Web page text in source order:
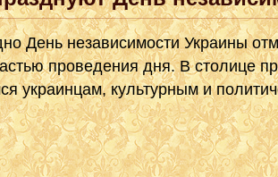
День независимости Украины
проведения дня. В столице
украинцам, культурным и